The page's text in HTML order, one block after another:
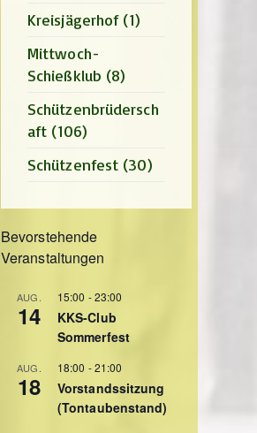
Kreisjägerhof (1)
Mittwoch-
Schießklub (8)
Schützenbrüdersch
aft (106)
Schützenfest (30)
Bevorstehende
Veranstaltungen
AUG.
14
15:00 -23:00
KKS-Club
Sommerfest
AUG.
18
18:00 -21:00
Vorstandssitzung
(Tontaubenstand)